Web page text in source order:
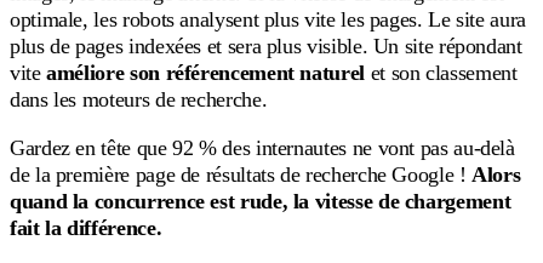
optimale, les robots analysent plus vite les pages. Le site aura
plus de pages indexées et sera plus visible. Un site répondant
viteaméliore son référencement naturelet son classement
dans les moteurs de recherche.
Gardez en tête que 92 % des internautes ne vont pas au-delà
de la première page de résultats de recherche Google !Alors
quand la concurrence est rude, la vitesse de chargement
fait la différence.